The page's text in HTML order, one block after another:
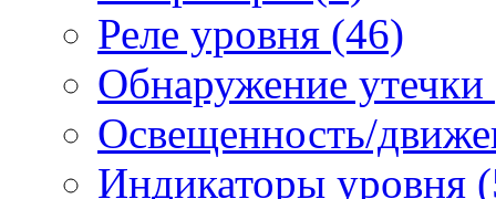
Реле уровня (46)
Обнаружение утечки
Освещенность/
Индикаторы уровня